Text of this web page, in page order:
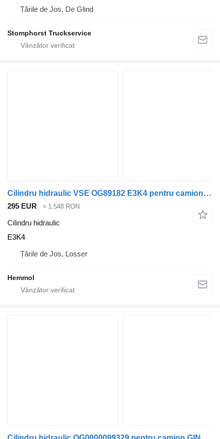
Țările de Jos, De Glind
Stomphorst Truckservice
Cilindru hidraulic VSE OG89182 E3K4 pentru camion GINAF
295 EUR ≈ 1.548 RON
Cilindru hidraulic
E3K4
Țările de Jos, Losser
Hemmol